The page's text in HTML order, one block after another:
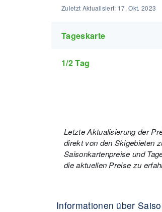
Zuletzt Aktualisiert: 17. Okt. 2023
Tageskarte
1/2 Tag
Letzte Aktualisierung der
direkt von den Skigebieten
Saisonkartenpreise und
die aktuellen Preise zu
Informationen über